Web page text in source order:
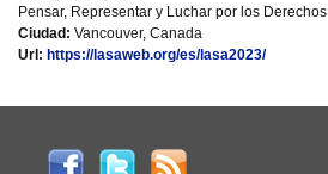
Pensar, Representar y Luchar por los Derechos
Ciudad: Vancouver, Canada
Url: https://lasaweb.org/es/lasa2023/